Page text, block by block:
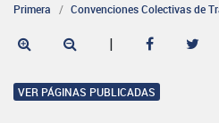
Primera Convenciones Colectivas de
|
VER PÁGINAS PUBLICADAS